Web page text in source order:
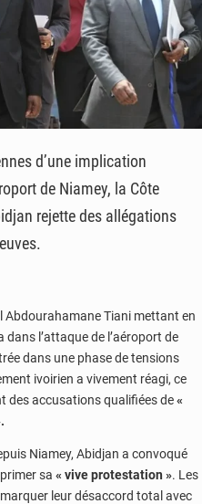
d’une implication
de Niamey, la Côte
rejette des allégations
Abdourahamane Tiani mettant en
l’attaque de l’aéroport de
dans une phase de tensions
ivoirien a vivement réagi, ce
des accusations qualifiées de«
Niamey, Abidjan a convoqué
sa « vive protestation ». Les
leur désaccord total avec